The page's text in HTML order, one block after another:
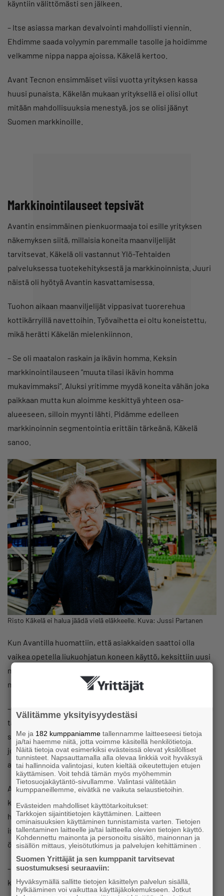
käyntiin välittömästi sen jälkeen.
– Itse asiassa markan devalvointi mahdollisti viennin.
Ehdimme saada volyymin paremmalle tasolle ja hoidimme
velkamme nippa nappa ajoissa, Käkelä kertoo.
Avant Tecnon ensimmäiset viisi vuotta yrityksen kassa
huusi punaista. Käkelän mukaan yrityksellä ei olisi ollut
mitään mahdollisuuksia menestyä, jos se olisi jäänyt
Suomen markkinoille.
Markkinointilauseet tepsivät
Avantin ensimmäinen pienkuormaaja toi esille yrityksen
näkemyksen siitä, millaisia koneita maanviljelijät
tarvitsevat. Käkelä oli vastannut Ylö-Tehtaiden
palveluksessa tuotekehityksestä ja markkinoinnista. Juuri
näistä oli hyötyä Avantin kasvattamisessa.
Tuohon aikaan maanviljelijät vippasivat tuorerehua
kottikärryillä navettoihin. Työvaihetta ei oltu koneistettu,
mikä herätti Käkelän mielenkiinnon.
– Se oli maatalon raskain ja ikävin homma. Keksin
markkinointilauseen ”muuta tilasi ikävin homma
mukavimmaksi”. Aluksi yritimme myydä koneita vähän joka
paikkaan mutta kun aloimme keskittyä yhteen osa-
alueeseen, silloin myynti lähti. Pidämme edelleen
markkinoinnin segmentointia erittäin tärkeänä, Käkelä
sanoo.
Risto Käkelä ei halua jäädä vielä eläkkeelle. Kuva: Jussi Partanen
Kun Avantilla huomattiin, että asiakkaiden saattoi olla
vaikea opetella liukuohjatun koneen käyttö, keksittiin uusi
markkinointilause. Se kuului ”vähän vaikea oppia ajamaan,
mutta ei niin vaikea kuin polkupyörä”.
– Liikkeet olivat äkkinäisiä, koska laitetta ohjattiin samaan
tapaan vivuista vedelleen kuin panssarivaunua. Sitten tuli
sellainen vaihe, että jokainen maanviljelijä tunsi jonkun‚
jolla oli Avant. Sana alkoi kiertää, että kyllä sillä oppii
ajamaan.
Avantin hinta ei ollut järin halpa, mutta ei toisaalta
kalliskaan: 27 000 markkaa. Sillä rahalla sai pienen
henkilöauton. Investointi oli sellainen, johon maatalojen
isännät kykenivät. Huoltotarve oli vähäinen, käytännössä
öljynvaihto riitti.
– Saimme sellaista palautetta, että avantti on viimeinen
kone, joka tästä talosta lähtee, Käkelä hymyilee.
Välitämme yksityisyydestäsi
Me ja 182 kumppaniamme tallennamme laitteeseesi tietoja
ja/tai haemme niitä, jotta voimme käsitellä henkilötietoja.
Näitä tietoja ovat esimerkiksi evästeissä olevat yksilölliset
tunnisteet. Napsauttamalla alla olevaa linkkiä voit hyväksyä
tai hallinnoida valintojasi, kuten kieltää oikeutettujen etujen
käyttämisen. Voit tehdä tämän myös myöhemmin
Tietosuojakäytäntö-sivullamme. Valintasi välitetään
kumppaneillemme, eivätkä ne vaikuta selaustietoihin.
Evästeiden mahdolliset käyttötarkoitukset:
Tarkkojen sijaintitietojen käyttäminen. Laitteen
ominaisuuksien käyttäminen tunnistamista varten. Tietojen
tallentaminen laitteelle ja/tai laitteella olevien tietojen käyttö.
Kohdennettu mainonta ja personoitu sisältö, mainonnan ja
sisällön mittaus, yleisötutkimus ja palvelujen kehittäminen .
Suomen Yrittäjät ja sen kumppanit tarvitsevat
suostumuksesi seuraaviin:
Hyväksymällä sallitte tietojen käsittelyn palvelun sisällä,
hylkääminen voi vaikuttaa käyttäjäkokemukseen. Jotkut